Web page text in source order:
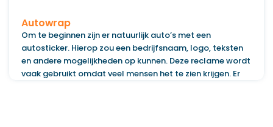
Autowrap
Om te beginnen zijn er natuurlijk auto’s met een
autosticker. Hierop zou een bedrijfsnaam, logo, teksten
en andere mogelijkheden op kunnen. Deze reclame wordt
vaak gebruikt omdat veel mensen het te zien krijgen. Er